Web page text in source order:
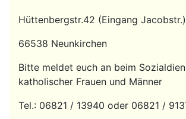
Hüttenbergstr.42 (Eingang Jacobstr.)
66538 Neunkirchen
Bitte meldet euch an beim
katholischer Frauen und Männer
Tel.: 06821 / 13940 oder 06821 /